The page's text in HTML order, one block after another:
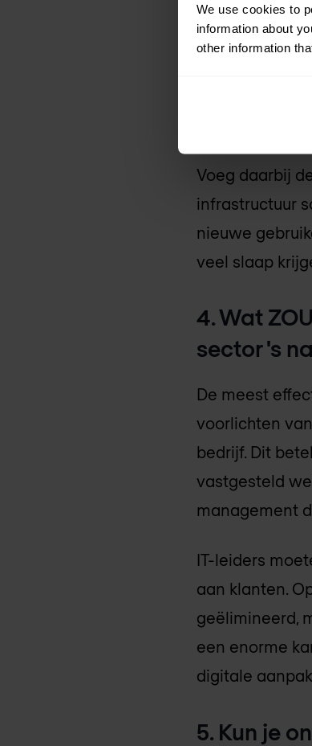
We use cookies to
information about
other information
sector 's
Voeg daarbij
infrastructuur
nieuwe
veel slaap
4. Wat
sector 's
De meest
voorlichten
bedrijf. Dit
vastgesteld
management
IT-leiders
aan klanten.
geëlimineerd,
een enorme
digitale
5. Kun je